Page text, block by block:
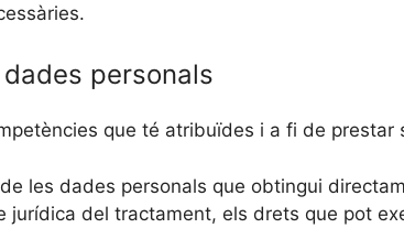
personals
que té atribuïdes i a fi de
les dades personals que obtingui
jurídica del tractament, els drets que pot